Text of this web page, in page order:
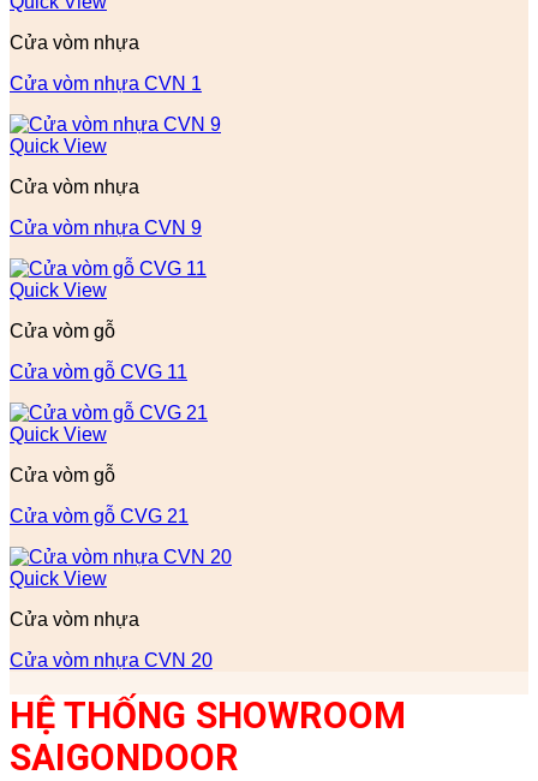
Cửa vòm nhựa
Cửa vòm nhựa CVN 1
Quick View
Cửa vòm nhựa
Cửa vòm nhựa CVN 9
Quick View
Cửa vòm gỗ
Cửa vòm gỗ CVG 11
Quick View
Cửa vòm gỗ
Cửa vòm gỗ CVG 21
Quick View
Cửa vòm nhựa
Cửa vòm nhựa CVN 20
HỆ THỐNG SHOWROOM
SAIGONDOOR